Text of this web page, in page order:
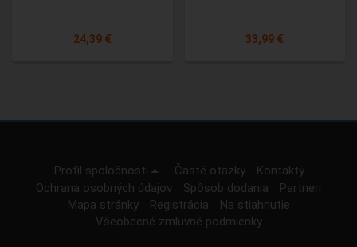
24,39 € 33,99 €
Profil spoločnosti Časté otázky
Kontakty
Ochrana osobných údajov
Spôsob dodania
Partneri
Mapa stránky
Registrácia
Na stiahnutie
Všeobecné zmluvné podmienky